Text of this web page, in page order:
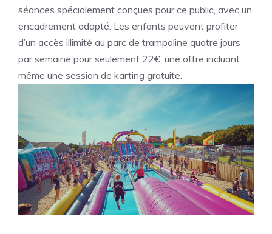
séances spécialement conçues pour ce public, avec un
encadrement adapté. Les enfants peuvent profiter
d’un accès illimité au parc de trampoline quatre jours
par semaine pour seulement 22€, une offre incluant
même une session de karting gratuite.